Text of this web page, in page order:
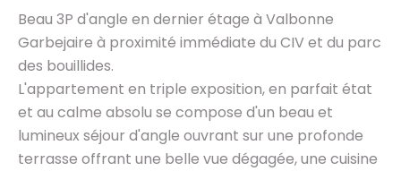
Beau 3P d'angle en dernier étage à Valbonne
Garbejaire à proximité immédiate du CIV et du parc
des bouillides.
L'appartement en triple exposition, en parfait état
et au calme absolu se compose d'un beau et
lumineux séjour d'angle ouvrant sur une profonde
terrasse offrant une belle vue dégagée, une cuisine